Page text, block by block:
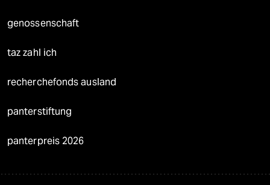
genossenschaft
taz zahl ich
recherchefonds ausland
panterstiftung
panterpreis 2026